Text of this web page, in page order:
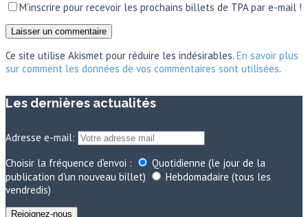
M'inscrire pour recevoir les prochains billets de TPA par e-mail !
Ce site utilise Akismet pour réduire les indésirables. En savoir plus
sur comment les données de vos commentaires sont utilisées.
Les dernières actualités
Adresse e-mail:
Choisir la fréquence d'envoi :
Quotidienne (le jour de la
publication d'un nouveau billet)
Hebdomadaire (tous les
vendredis)